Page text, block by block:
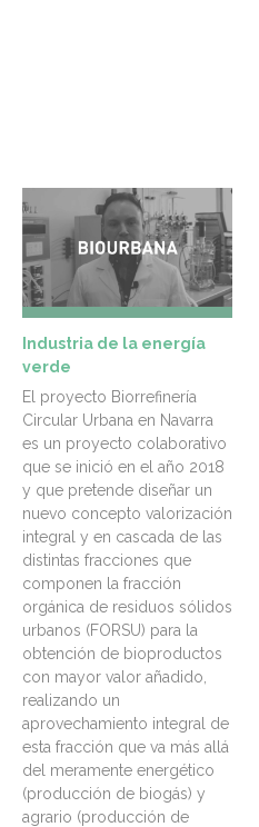
Industria de la energía
verde
El proyecto Biorrefinería
Circular Urbana en Navarra
es un proyecto colaborativo
que se inició en el año 2018
y que pretende diseñar un
nuevo concepto valorización
integral y en cascada de las
distintas fracciones que
componen la fracción
orgánica de residuos sólidos
urbanos (FORSU) para la
obtención de bioproductos
con mayor valor añadido,
realizando un
aprovechamiento integral de
esta fracción que va más allá
del meramente energético
(producción de biogás) y
agrario (producción de